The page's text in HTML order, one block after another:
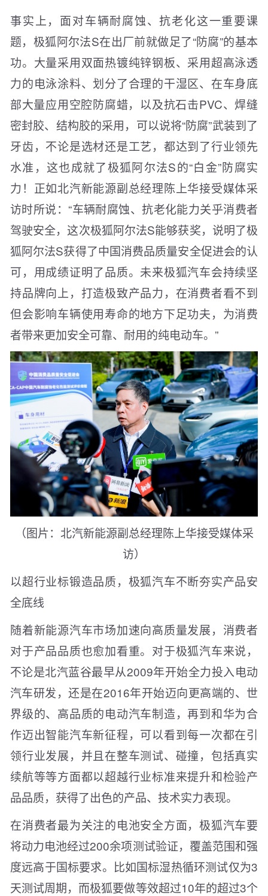
事实上，面对车辆耐腐蚀、抗老化这一重要课
题，极狐阿尔法S在出厂前就做足了“防腐”的基本
功。大量采用双面热镀纯锌钢板、采用超高泳透
力的电泳涂料、划分了合理的干湿区、在车身底
部大量应用空腔防腐蜡，以及抗石击PVC、焊缝
密封胶、结构胶的采用，可以说将“防腐”武装到了
牙齿，不论是选材还是工艺，都达到了行业领先
水准，这也成就了极狐阿尔法S的“白金”防腐实
力！正如北汽新能源副总经理陈上华接受媒体采
访时所说：“车辆耐腐蚀、抗老化能力关乎消费者
驾驶安全，这次极狐阿尔法S能够获奖，说明了极
狐阿尔法S获得了中国消费品质量安全促进会的认
可，用成绩证明了品质。未来极狐汽车会持续坚
持品牌向上，打造极致产品力，在消费者看不到
但会影响车辆使用寿命的地方下足功夫，为消费
者带来更加安全可靠、耐用的纯电动车。”
（图片：北汽新能源副总经理陈上华接受媒体采
访）
以超行业标锻造品质，极狐汽车不断夯实产品安
全底线
随着新能源汽车市场加速向高质量发展，消费者
对于产品品质也愈加看重。对于极狐汽车来说，
不论是北汽蓝谷最早从2009年开始全力投入电动
汽车研发，还是在2016年开始迈向更高端的、世
界级的、高品质的电动汽车制造，再到和华为合
作迈出智能汽车新征程，可以看到每一次都在引
领行业发展，并且在整车测试、碰撞，包括真实
续航等等方面都以超越行业标准来提升和检验产
品品质，获得了出色的产品、技术实力表现。
在消费者最为关注的电池安全方面，极狐汽车要
将动力电池经过200余项测试验证，覆盖范围和强
度远高于国标要求。比如国标湿热循环测试仅为3
天测试周期，而极狐要做等效超过10年的超过3个